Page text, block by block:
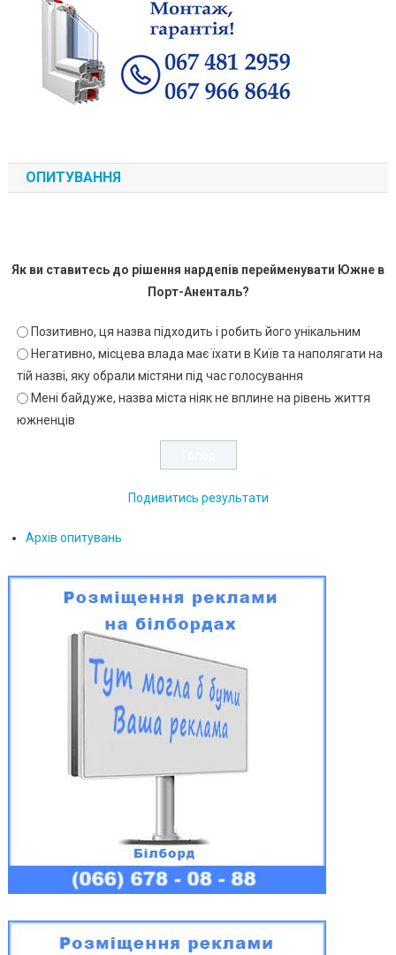
ОПИТУВАННЯ
Як ви ставитесь до рішення нардепів перейменувати Южне в
Порт-Аненталь?
Позитивно, ця назва підходить і робить його унікальним
Негативно, місцева влада має їхати в Київ та наполягати на
тій назві, яку обрали містяни під час голосування
Мені байдуже, назва міста ніяк не вплине на рівень життя
южненців
Подивитись результати
Архів опитувань